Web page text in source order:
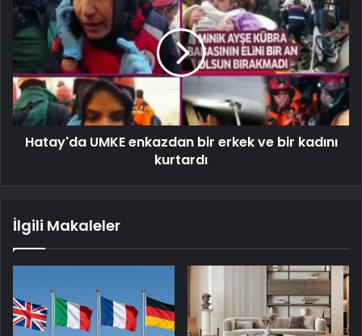
Hatay'da UMKE enkazdan bir erkek ve bir kadını
kurtardı
İlgili Makaleler